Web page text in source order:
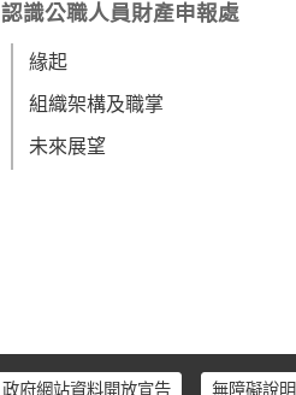
認識公職人員財產申報處
緣起
組織架構及職掌
未來展望
政府網站資料開放宣告 無障礙說明